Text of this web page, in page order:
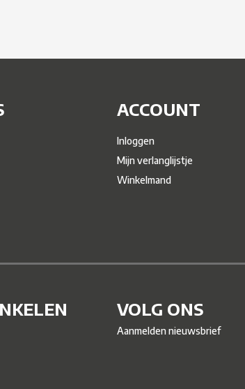
ACCOUNT
Inloggen
Mijn verlanglijstje
Winkelmand
VOLG ONS
Aanmelden nieuwsbrief